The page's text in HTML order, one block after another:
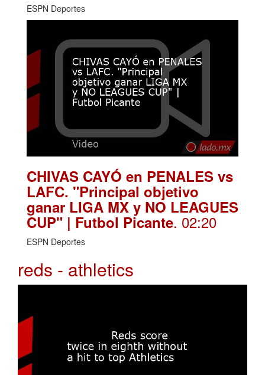
ESPN Deportes
CHIVAS CAYÓ en PENALES vs
LAFC. "Principal objetivo
ganar LIGA MX y NO LEAGUES
CUP" | Futbol Picante. 02:20
ESPN Deportes
reds - athletics